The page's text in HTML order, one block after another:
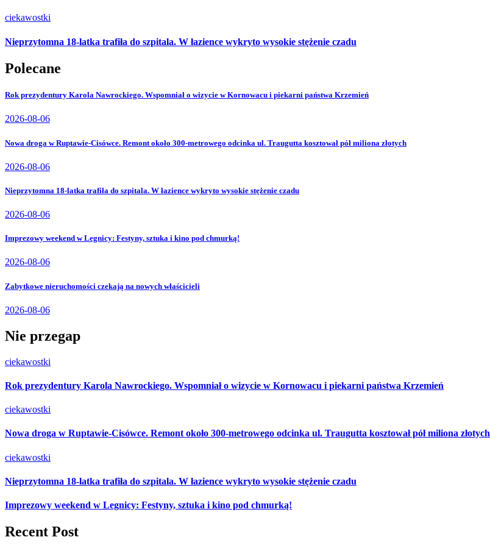
ciekawostki
Nieprzytomna 18-latka trafiła do szpitala. W łazience wykryto wysokie stężenie czadu
Polecane
Rok prezydentury Karola Nawrockiego. Wspomniał o wizycie w Kornowacu i piekarni państwa Krzemień
2026-08-06
Nowa droga w Ruptawie-Cisówce. Remont około 300-metrowego odcinka ul. Traugutta kosztował pół miliona złotych
2026-08-06
Nieprzytomna 18-latka trafiła do szpitala. W łazience wykryto wysokie stężenie czadu
2026-08-06
Imprezowy weekend w Legnicy: Festyny, sztuka i kino pod chmurką!
2026-08-06
Zabytkowe nieruchomości czekają na nowych właścicieli
2026-08-06
Nie przegap
ciekawostki
Rok prezydentury Karola Nawrockiego. Wspomniał o wizycie w Kornowacu i piekarni państwa Krzemień
ciekawostki
Nowa droga w Ruptawie-Cisówce. Remont około 300-metrowego odcinka ul. Traugutta kosztował pół miliona złotych
ciekawostki
Nieprzytomna 18-latka trafiła do szpitala. W łazience wykryto wysokie stężenie czadu
Imprezowy weekend w Legnicy: Festyny, sztuka i kino pod chmurką!
Recent Post